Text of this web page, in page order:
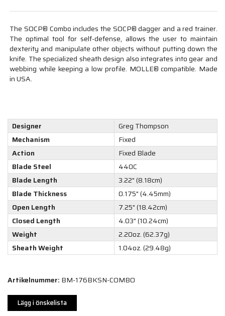
The SOCP® Combo includes the SOCP® dagger and a red trainer.
The optimal tool for self-defense, allows the user to maintain
dexterity and manipulate other objects without putting down the
knife. The specialized sheath design also integrates into gear and
webbing while keeping a low profile. MOLLE® compatible. Made
in USA.
Designer
Greg Thompson
Mechanism
Fixed
Action
Fixed Blade
Blade Steel
440C
Blade Length
3.22" (8.18cm)
Blade Thickness
0.175" (4.45mm)
Open Length
7.25" (18.42cm)
Closed Length
4.03" (10.24cm)
Weight
2.20oz. (62.37g)
Sheath Weight
1.04oz. (29.48g)
Artikelnummer: BM-176BKSN-COMBO
Lägg i önskelista